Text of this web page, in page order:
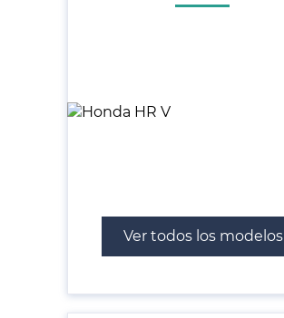
Ver todos los modelos